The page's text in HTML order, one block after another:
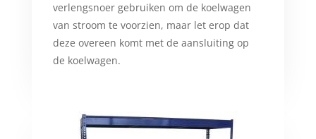
verlengsnoer gebruiken om de koelwagen
van stroom te voorzien, maar let erop dat
deze overeen komt met de aansluiting op
de koelwagen.